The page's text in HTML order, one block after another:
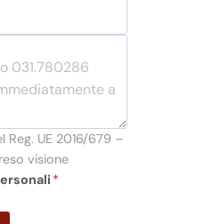
Reg. UE 2016/679 –
visione
*